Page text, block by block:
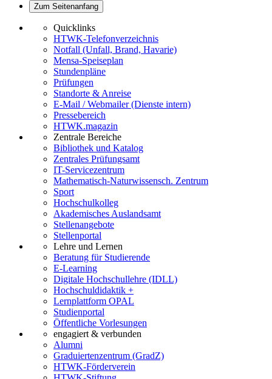
Zum Seitenanfang
Quicklinks
HTWK-Telefonverzeichnis
Notfall (Unfall, Brand, Havarie)
Mensa-Speiseplan
Stundenpläne
Prüfungen
Standorte & Anreise
E-Mail / Webmailer (Dienste intern)
Pressebereich
HTWK.magazin
Zentrale Bereiche
Bibliothek und Katalog
Zentrales Prüfungsamt
IT-Servicezentrum
Mathematisch-Naturwissensch. Zentrum
Sport
Hochschulkolleg
Akademisches Auslandsamt
Stellenangebote
Stellenportal
Lehre und Lernen
Beratung für Studierende
E-Learning
Digitale Hochschullehre (IDLL)
Hochschuldidaktik +
Lernplattform OPAL
Studienportal
Öffentliche Vorlesungen
engagiert & verbunden
Alumni
Graduiertenzentrum (GradZ)
HTWK-Förderverein